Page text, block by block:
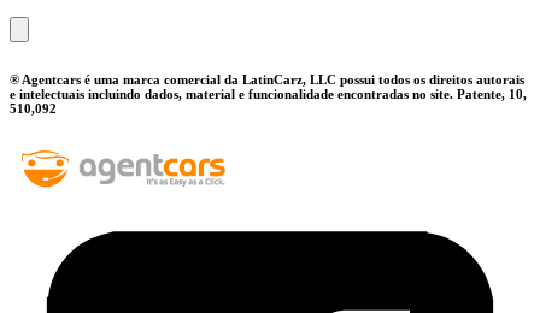
® Agentcars é uma marca comercial da LatinCarz, LLC possui todos os direitos autorais
e intelectuais incluindo dados, material e funcionalidade encontradas no site. Patente, 10,
510,092